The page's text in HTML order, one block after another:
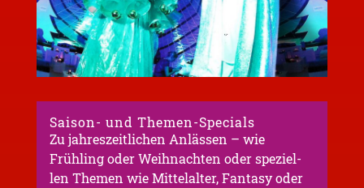
Saison- und Themen-Specials
Zu jahres­zeit­li­chen Anläs­sen – wie
Frühling oder Weihnach­ten oder spezi­el­
len Themen wie Mittel­al­ter, Fanta­sy oder